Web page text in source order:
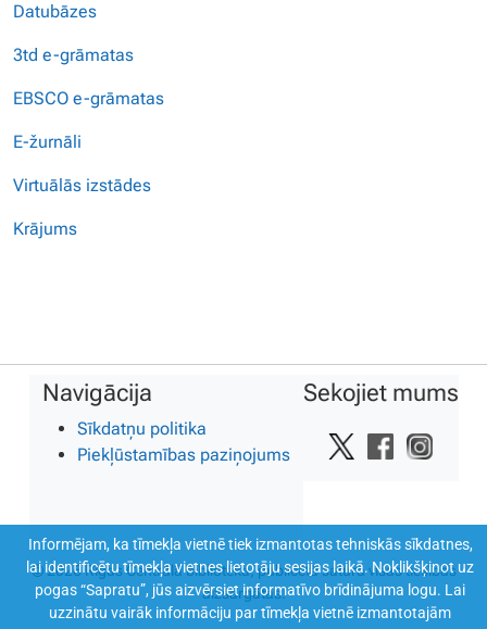
Datubāzes
3td e-grāmatas
EBSCO e-grāmatas
E-žurnāli
Virtuālās izstādes
Krājums
Navigācija
Sīkdatņu politika
Piekļūstamības paziņojums
Sekojiet mums
© 2026 Rīgas Centrālā bibliotēka, publicētā satura visas tiesības
aizsargātas.
Informējam, ka tīmekļa vietnē tiek izmantotas tehniskās sīkdatnes,
lai identificētu tīmekļa vietnes lietotāju sesijas laikā. Noklikšķinot uz
pogas “Sapratu”, jūs aizvērsiet informatīvo brīdinājuma logu. Lai
uzzinātu vairāk informāciju par tīmekļa vietnē izmantotajām